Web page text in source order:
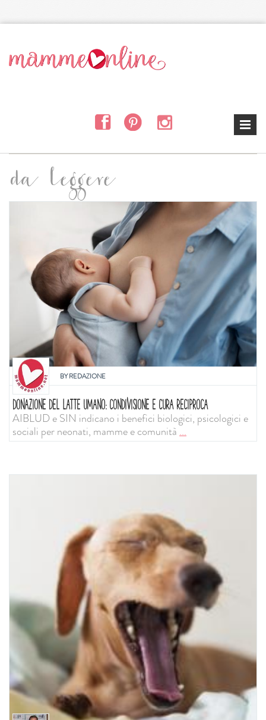
da leggere
BYREDAZIONE
DONAZIONE DEL LATTE UMANO: CONDIVISIONE E CURA RECIPROCA
AIBLUD e SIN indicano i benefici biologici, psicologici e
sociali per neonati, mamme e comunità...